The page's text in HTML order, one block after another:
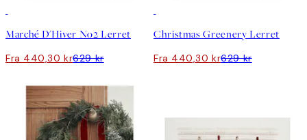
Marché D'Hiver No2 Lerret
Fra 440,30 kr629 kr
Christmas Greenery Lerret
Fra 440,30 kr629 kr